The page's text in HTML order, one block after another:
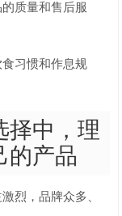
质量和售后服
习惯和作息规
择中，理
的产品
烈，品牌众多、